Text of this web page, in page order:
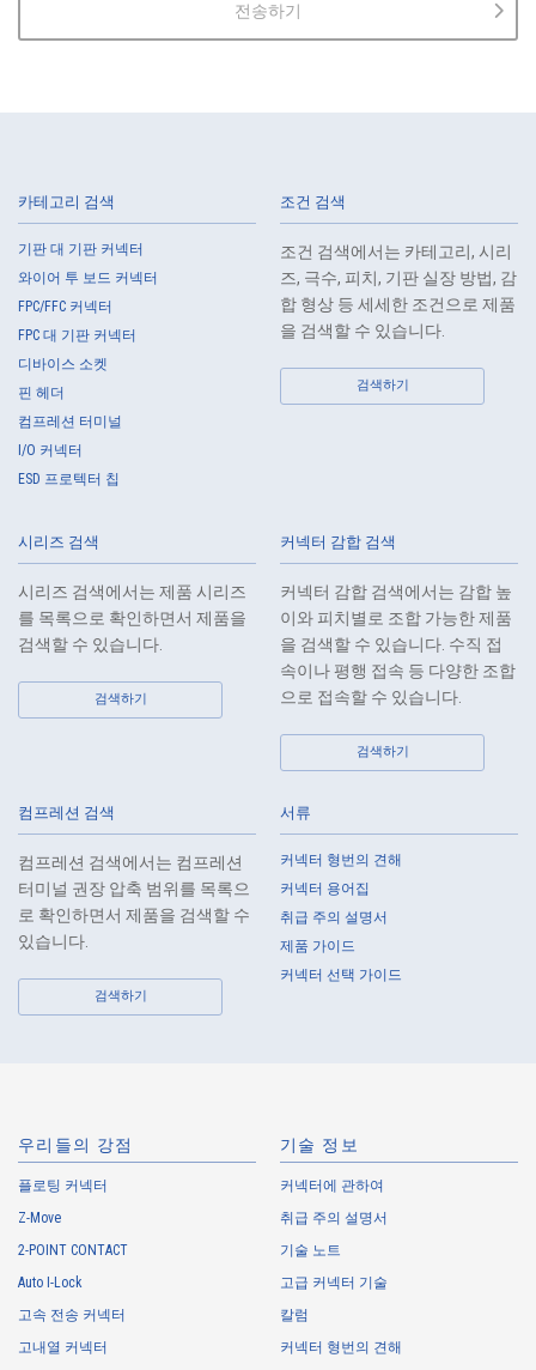
information of the Customers, etc., and use the information within the
scope of the purposes of use, except for cases that this procedure is
4.
The Company shall educate employees to understand the importance
of personal data and handle personal data appropriately. If employees
are required to handle the personal data of the Customers, etc., the
Company shall supervise such data as required and appropriate so as
to ensure the security control of the personal data of the Customers,
etc.
When the Company entrusts the handling of the personal data of the
Customers, etc., the Company shall supervise the handling of such
data as required and appropriate so as to ensure such data
appropriate security control of the personal data of the Customers, etc.
obtaining the prior consent of the individual.
Except as otherwise required by law, the Company shall properly fulfill
the verification and recording obligations stipulated by law when the
When preparing the anonymously processed information, the Company
shall comply with the standards prescribed by laws and regulations
and implement appropriate security control measures.
In the case of the leak of personal information or other such incidents,
the extent reasonable and take steps to prevent recurrence, based on
the principle that the Customers, etc. shall be protected first.
10. The Company will continuously review and regularly evaluate the
management systems and measures to protect personal data, and
strive to improve the management systems and measures.
About the Handling of Personal Information
mail address, workplace information (your company name, department
name, position, address, telephone (fax) number, etc.), gender, bank
account information, and access logs of the Customers, etc. from. The
Company shall not properly acquire personal information or acquire
The Company uses cookies and other tracking technologies (e.g.,
web beacons) to collect information about your access history and
usage status on this website, including identifiers such as IP
전송하기
카테고리 검색
기판 대 기판 커넥터
와이어 투 보드 커넥터
FPC/FFC 커넥터
FPC 대 기판 커넥터
디바이스 소켓
핀 헤더
컴프레션 터미널
I/O 커넥터
ESD 프로텍터 칩
조건 검색
조건 검색에서는 카테고리, 시리
즈, 극수, 피치, 기판 실장 방법, 감
합 형상 등 세세한 조건으로 제품
을 검색할 수 있습니다.
검색하기
시리즈 검색
시리즈 검색에서는 제품 시리즈
를 목록으로 확인하면서 제품을
검색할 수 있습니다.
검색하기
커넥터 감합 검색
커넥터 감합 검색에서는 감합 높
이와 피치별로 조합 가능한 제품
을 검색할 수 있습니다. 수직 접
속이나 평행 접속 등 다양한 조합
으로 접속할 수 있습니다.
검색하기
컴프레션 검색
컴프레션 검색에서는 컴프레션
터미널 권장 압축 범위를 목록으
로 확인하면서 제품을 검색할 수
있습니다.
검색하기
서류
커넥터 형번의 견해
커넥터 용어집
취급 주의 설명서
제품 가이드
커넥터 선택 가이드
우리들의 강점
플로팅 커넥터
Z-Move
2-POINT CONTACT
Auto I-Lock
고속 전송 커넥터
고내열 커넥터
기술 정보
커넥터에 관하여
취급 주의 설명서
기술 노트
고급 커넥터 기술
칼럼
커넥터 형번의 견해